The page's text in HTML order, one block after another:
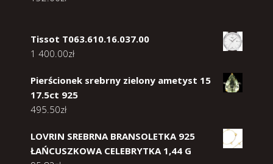
Tissot T063.610.16.037.00
1 400.00zł
Pierścionek srebrny zielony ametyst 15
17.5ct 925
495.50zł
LOVRIN SREBRNA BRANSOLETKA 925
ŁAŃCUSZKOWA CELEBRYTKA 1,44 G